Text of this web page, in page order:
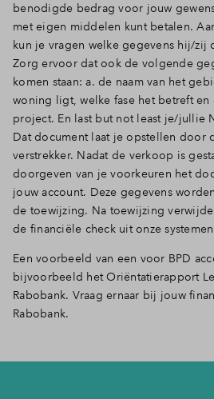
benodigde bedrag voor jouw
met eigen middelen kunt betalen.
kun je vragen welke gegevens hij/zij
Zorg ervoor dat ook de volgende
komen staan: a. de naam van het
woning ligt, welke fase het betreft en
project. En last but not least je/jullie
Dat document laat je opstellen door
verstrekker. Nadat de verkoop is
doorgeven van je voorkeuren het
jouw account. Deze gegevens
de toewijzing. Na toewijzing
de financiële check uit onze
Een voorbeeld van een voor BPD
bijvoorbeeld het Oriëntatierapport
Rabobank. Vraag ernaar bij jouw
Rabobank.